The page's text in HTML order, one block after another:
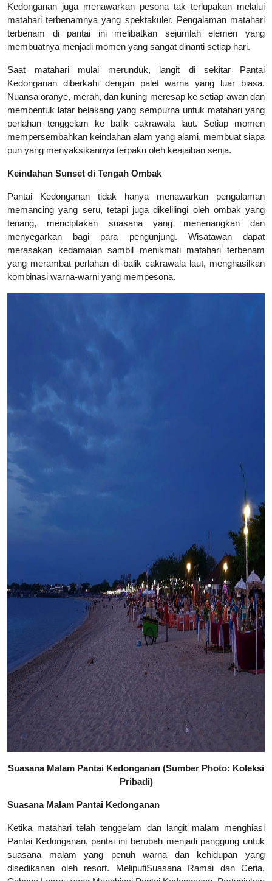
Kedonganan juga menawarkan pesona tak terlupakan melalui
matahari terbenamnya yang spektakuler. Pengalaman matahari
terbenam di pantai ini melibatkan sejumlah elemen yang
membuatnya menjadi momen yang sangat dinanti setiap hari.
Saat matahari mulai merunduk, langit di sekitar Pantai
Kedonganan diberkahi dengan palet warna yang luar biasa.
Nuansa oranye, merah, dan kuning meresap ke setiap awan dan
membentuk latar belakang yang sempurna untuk matahari yang
perlahan tenggelam ke balik cakrawala laut. Setiap momen
mempersembahkan keindahan alam yang alami, membuat siapa
pun yang menyaksikannya terpaku oleh keajaiban senja.
Keindahan Sunset di Tengah Ombak
Pantai Kedonganan tidak hanya menawarkan pengalaman
memancing yang seru, tetapi juga dikelilingi oleh ombak yang
tenang, menciptakan suasana yang menenangkan dan
menyegarkan bagi para pengunjung. Wisatawan dapat
merasakan kedamaian sambil menikmati matahari terbenam
yang merambat perlahan di balik cakrawala laut, menghasilkan
kombinasi warna-warni yang mempesona.
Suasana Malam Pantai Kedonganan (Sumber Photo: Koleksi
Pribadi)
Suasana Malam Pantai Kedonganan
Ketika matahari telah tenggelam dan langit malam menghiasi
Pantai Kedonganan, pantai ini berubah menjadi panggung untuk
suasana malam yang penuh warna dan kehidupan yang
disedikanan oleh resort. MeliputiSuasana Ramai dan Ceria,